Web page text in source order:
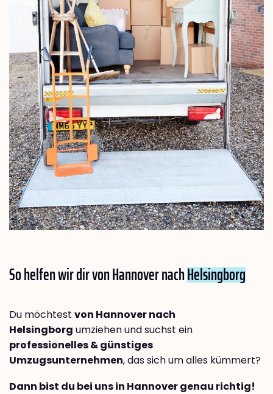
So helfen wir dir von Hannover nachHelsingborg
Du möchtest von Hannover nach
Helsingborg umziehen und suchst ein
professionelles & günstiges
Umzugsunternehmen, das sich um alles kümmert?
Dann bist du bei uns in Hannover genau richtig!